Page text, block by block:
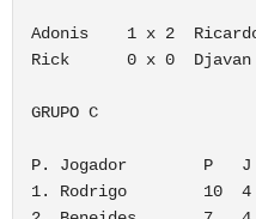
Adonis    1 x 2
Rick      0 x 0  Djavan
GRUPO C
P. Jogador        P   J
1. Rodrigo        10